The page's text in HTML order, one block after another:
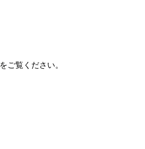
をご覧ください。